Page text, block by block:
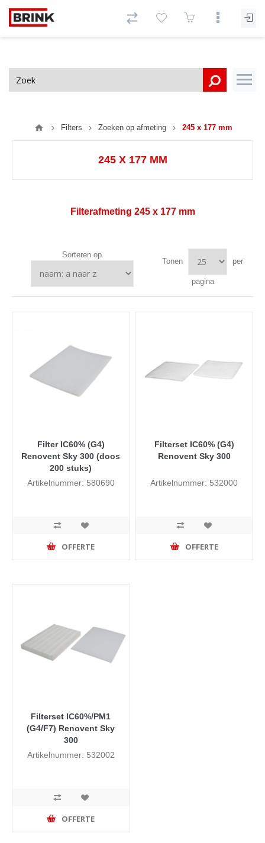
Filters Zoeken op afmeting 245 x 177 mm
245 X 177 MM
Filterafmeting 245 x 177 mm
Sorteren op
Tonen per
pagina
Filter IC60% (G4)
Renovent Sky 300 (doos
200 stuks)
Artikelnummer: 580690
OFFERTE
Filterset IC60% (G4)
Renovent Sky 300
Artikelnummer: 532000
OFFERTE
Filterset IC60%/PM1
(G4/F7) Renovent Sky
300
Artikelnummer: 532002
OFFERTE